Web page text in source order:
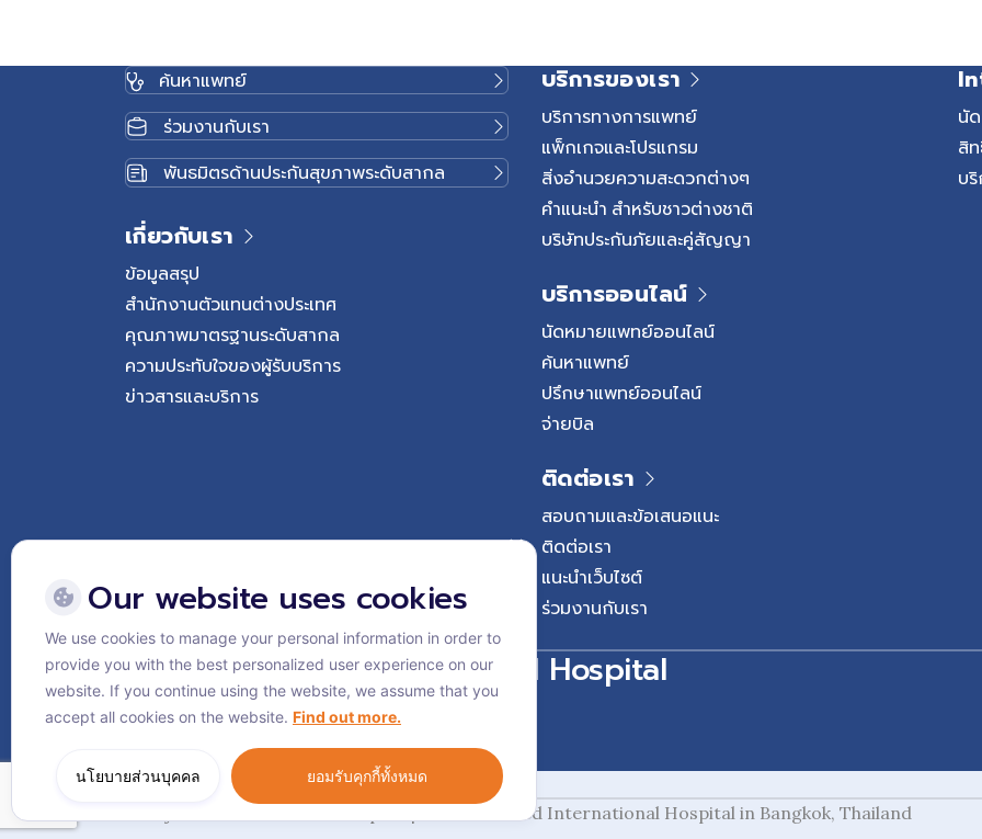
ค้นหาแพทย์
ร่วมงานกับเรา
พันธมิตรด้านประกันสุขภาพระดับสากล
เกี่ยวกับเรา
ข้อมูลสรุป
สำนักงานตัวแทนต่างประเทศ
คุณภาพมาตรฐานระดับสากล
ความประทับใจของผู้รับบริการ
ข่าวสารและบริการ
บริการของเรา
บริการทางการแพทย์
แพ็กเกจและโปรแกรม
สิ่งอำนวยความสะดวกต่างๆ
คำแนะนำ สำหรับชาวต่างชาติ
บริษัทประกันภัยและคู่สัญญา
บริการออนไลน์
นัดหมายแพทย์ออนไลน์
ค้นหาแพทย์
ปรึกษาแพทย์ออนไลน์
จ่ายบิล
ติดต่อเรา
สอบถามและข้อเสนอแนะ
ติดต่อเรา
แนะนำเว็บไซต์
ร่วมงานกับเรา
นั
สิท
บริ
Follow Vejthani International Hospital
แผนผังเว็บไซต์นโยบายส่วนบุคคลนโยบายคุกกี้
© Vejthani International Hospital | JCI Accredited International Hospital in Bangkok, Thailand
Our website uses cookies
We use cookies to manage your personal information in order to
provide you with the best personalized user experience on our
website. If you continue using the website, we assume that you
accept all cookies on the website. Find out more.
ยอมรับคุกกี้ทั้งหมด
นโยบายส่วนบุคคล